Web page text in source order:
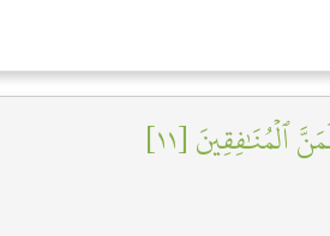
ٱلۡمُنَٰفِقِينَ [١١]